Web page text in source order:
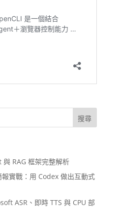
RAG 框架完整解析
實戰：用 Codex 做出互動式
ASR、即時 TTS 與 CPU 部